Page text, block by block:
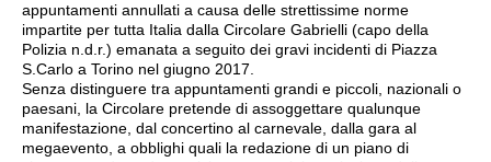
appuntamenti annullati a causa delle strettissime norme
impartite per tutta Italia dalla Circolare Gabrielli (capo della
Polizia n.d.r.) emanata a seguito dei gravi incidenti di Piazza
S.Carlo a Torino nel giugno 2017.
Senza distinguere tra appuntamenti grandi e piccoli, nazionali o
paesani, la Circolare pretende di assoggettare qualunque
manifestazione, dal concertino al carnevale, dalla gara al
megaevento, a obblighi quali la redazione di un piano di